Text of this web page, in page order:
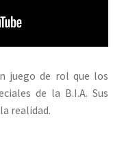
juego de rol que los
de la B.I.A. Sus
realidad.